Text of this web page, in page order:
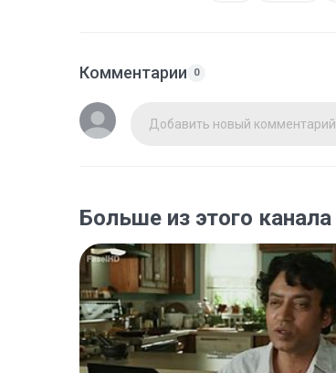
Комментарии 0
Добавить новый комментарий
Больше из этого канала